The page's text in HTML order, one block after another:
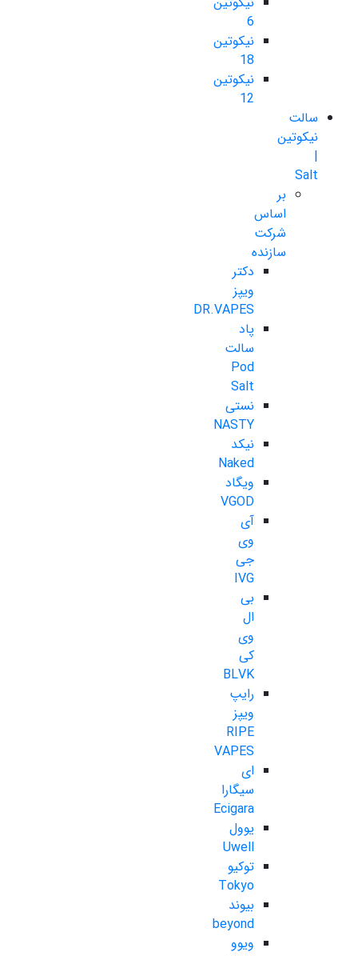
6
نیکوتین
18
نیکوتین
12
سالت
نیکوتین
|
Salt
بر
اساس
شرکت
سازنده
دکتر
ویپز
DR.VAPES
پاد
سالت
Pod
Salt
نستی
NASTY
نیکد
Naked
ویگاد
VGOD
آی
وی
جی
IVG
بی
ال
وی
کی
BLVK
رایپ
ویپز
RIPE
VAPES
ای
سیگارا
Ecigara
یوول
Uwell
توکیو
Tokyo
بیوند
beyond
ویوو